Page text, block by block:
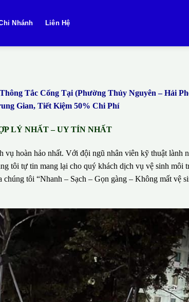
Nhánh Liên Hệ
Tắc Cống Tại (Phường Thủy Nguyên – Hải
Gian, Tiết Kiệm 50% Chi Phí
LÝ NHẤT – UY TÍN NHẤT
hoàn hảo nhất. Với đội ngũ nhân viên kỹ thuật lành
tôi tự tin mang lại cho quý khách dịch vụ vệ sinh môi
tôi “Nhanh – Sạch – Gọn gàng – Không mất vệ